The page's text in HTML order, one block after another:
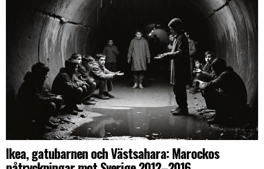
Ikea, gatubarnen och Västsahara: Marockos